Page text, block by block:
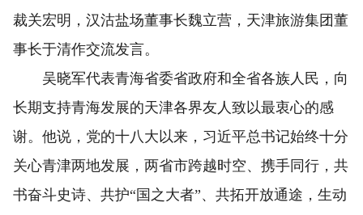
裁关宏明，汉沽盐场董事长魏立营，天津旅游集团董
事长于清作交流发言。
吴晓军代表青海省委省政府和全省各族人民，向
长期支持青海发展的天津各界友人致以最衷心的感
谢。他说，党的十八大以来，习近平总书记始终十分
关心青津两地发展，两省市跨越时空、携手同行，共
书奋斗史诗、共护“国之大者”、共拓开放通途，生动